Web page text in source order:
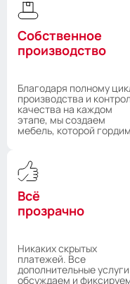
Собственное
производство
Благодаря полному
производства и
качества на каждом
этапе, мы создаем
мебель, которой
Всё
прозрачно
Никаких скрытых
платежей. Все
дополнительные услуги
обсуждаем и